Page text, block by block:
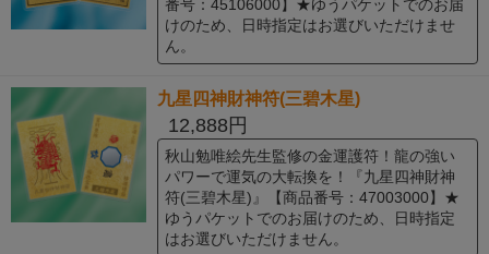
番号：45106000】★ゆうパケットでのお届
けのため、日時指定はお選びいただけませ
ん。
九星四神財神符(三碧木星)
12,888円
秋山勉唯絵先生監修の金運護符！龍の強い
パワーで運気の大転換を！『九星四神財神
符(三碧木星)』【商品番号：47003000】★
ゆうパケットでのお届けのため、日時指定
はお選びいただけません。